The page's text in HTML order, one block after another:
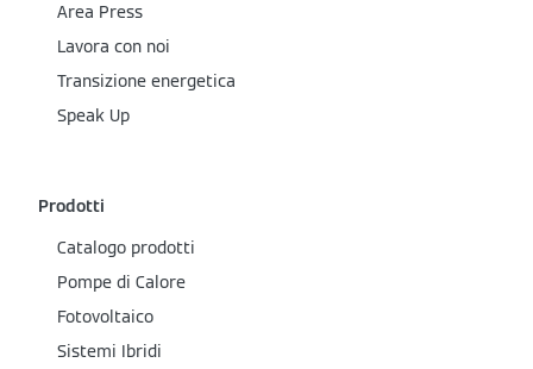
Area Press
Lavora con noi
Transizione energetica
Speak Up
Prodotti
Catalogo prodotti
Pompe di Calore
Fotovoltaico
Sistemi Ibridi